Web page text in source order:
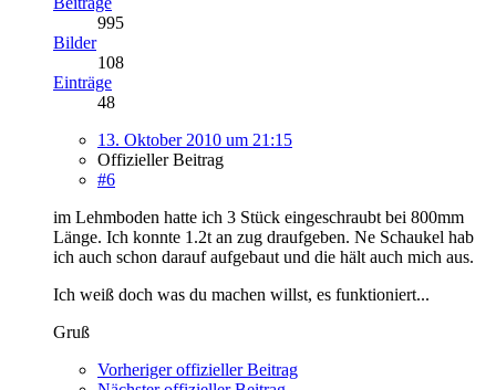
995
Bilder
108
Einträge
48
13. Oktober 2010 um 21:15
Offizieller Beitrag
#6
im Lehmboden hatte ich 3 Stück eingeschraubt bei 800mm
Länge. Ich konnte 1.2t an zug draufgeben. Ne Schaukel hab
ich auch schon darauf aufgebaut und die hält auch mich aus.
Ich weiß doch was du machen willst, es funktioniert...
Gruß
Vorheriger offizieller Beitrag